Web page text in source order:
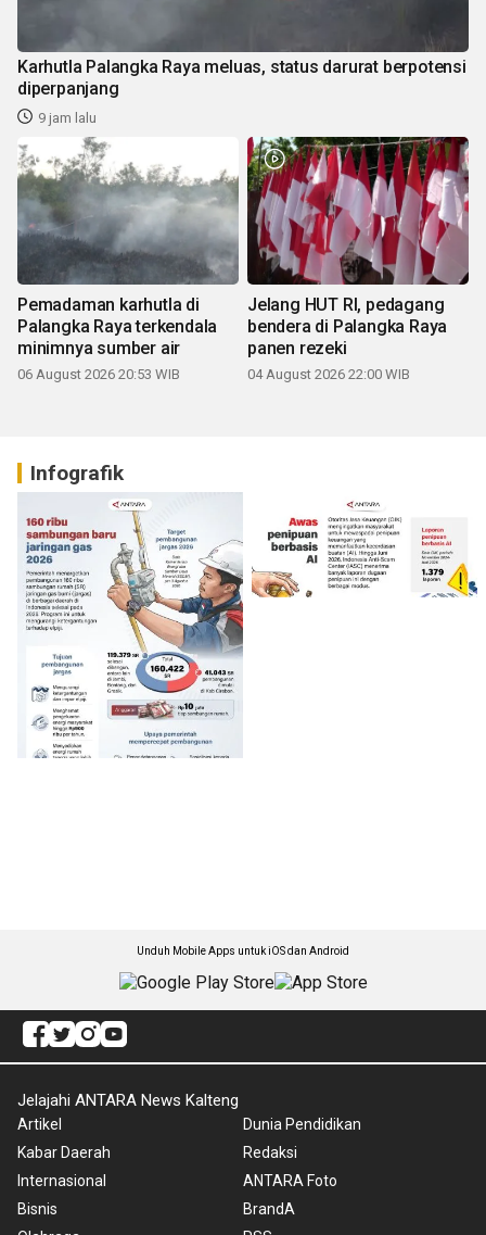
Karhutla Palangka Raya meluas, status darurat berpotensi
diperpanjang
9 jam lalu
Pemadaman karhutla di
Palangka Raya terkendala
minimnya sumber air
06 August 2026 20:53 WIB
Jelang HUT RI, pedagang
bendera di Palangka Raya
panen rezeki
04 August 2026 22:00 WIB
Infografik
Unduh Mobile Apps untuk iOS dan Android
Jelajahi ANTARA News Kalteng
Artikel
Kabar Daerah
Internasional
Bisnis
Dunia Pendidikan
Redaksi
ANTARA Foto
BrandA